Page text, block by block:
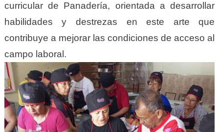
curricular de Panadería, orientada a desarrollar
habilidades y destrezas en este arte que
contribuye a mejorar las condiciones de acceso al
campo laboral.